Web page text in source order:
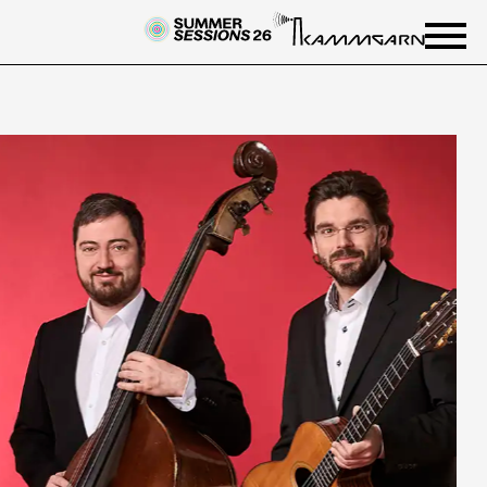
Einmal wöchentlich informieren
wir über aktuelle Events in der
Kammgarn. Jetzt anmelden und
nichts mehr verpassen.
ANMELDEN